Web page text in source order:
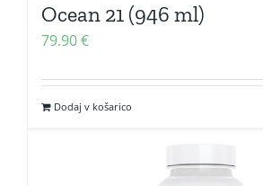
Ocean 21 (946 ml)
79.90€
Dodaj v košarico